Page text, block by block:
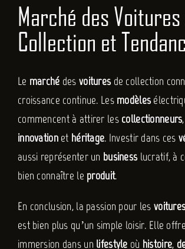
Marché des Voitures
Collection et
Le marché des voituresde collection
croissance continue. Lesmodèles
commencent à attirer les collectionneurs
innovationet héritage. Investir dans ces
aussi représenter un businesslucratif, à
bien connaître leproduit.
En conclusion, la passion pour les
est bien plus qu’un simple loisir. Elle
immersion dans un lifestyle où histoire,